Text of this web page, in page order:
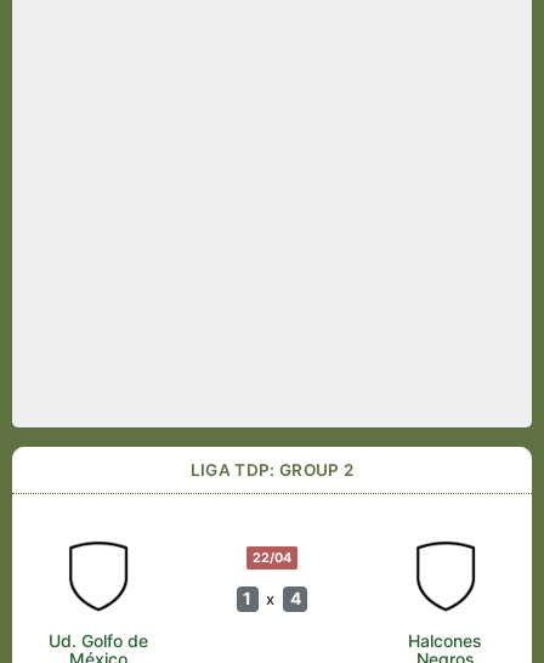
LIGA TDP: GROUP 2
22/04
1 x 4
Ud. Golfo de
México
Halcones
Negros